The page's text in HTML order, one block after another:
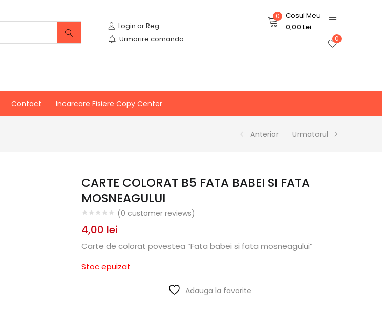
Login or Register
Urmarire comanda
0
Cosul Meu
0,00 Lei
0
Contact Incarcare Fisiere Copy Center
Anterior Urmatorul
CARTE COLORAT B5 FATA BABEI SI FATA
MOSNEAGULUI
(0 customer reviews)
4,00 lei
Carte de colorat povestea “Fata babei si fata mosneagului”
Stoc epuizat
Adauga la favorite